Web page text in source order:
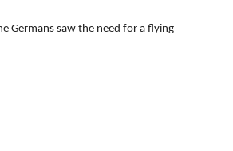
Germans saw the need for a flying